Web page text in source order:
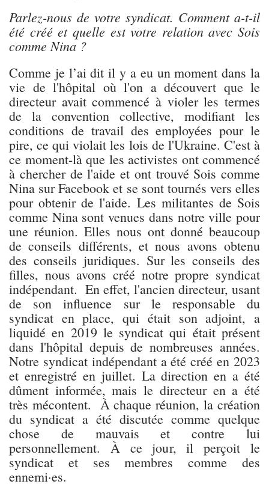
Parlez-nous de votre syndicat. Comment a-t-il
été créé et quelle est votre relation avec Sois
comme Nina ?
Comme je l’ai dit il y a eu un moment dans la
vie de l'hôpital où l'on a découvert que le
directeur avait commencé à violer les termes
de la convention collective, modifiant les
conditions de travail des employées pour le
pire, ce qui violait les lois de l'Ukraine. C'est à
ce moment-là que les activistes ont commencé
à chercher de l'aide et ont trouvé Sois comme
Nina sur Facebook et se sont tournés vers elles
pour obtenir de l'aide. Les militantes de Sois
comme Nina sont venues dans notre ville pour
une réunion. Elles nous ont donné beaucoup
de conseils différents, et nous avons obtenu
des conseils juridiques. Sur les conseils des
filles, nous avons créé notre propre syndicat
indépendant. En effet, l'ancien directeur, usant
de son influence sur le responsable du
syndicat en place, qui était son adjoint, a
liquidé en 2019 le syndicat qui était présent
dans l'hôpital depuis de nombreuses années.
Notre syndicat indépendant a été créé en 2023
et enregistré en juillet. La direction en a été
dûment informée, mais le directeur en a été
très mécontent. À chaque réunion, la création
du syndicat a été discutée comme quelque
chose de mauvais et contre lui
personnellement. À ce jour, il perçoit le
syndicat et ses membres comme des
ennemi·es.